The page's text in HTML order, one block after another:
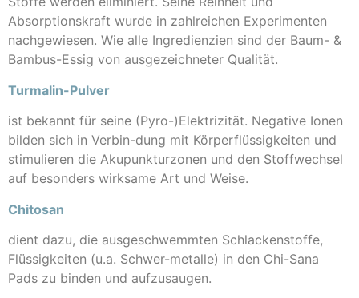
Absorptionskraft wurde in zahlreichen Experimenten
nachgewiesen. Wie alle Ingredienzien sind der Baum- &
Bambus-Essig von ausgezeichneter Qualität.
Turmalin-Pulver
ist bekannt für seine (Pyro-)Elektrizität. Negative Ionen
bilden sich in Verbin-dung mit Körperflüssigkeiten und
stimulieren die Akupunkturzonen und den Stoffwechsel
auf besonders wirksame Art und Weise.
Chitosan
dient dazu, die ausgeschwemmten Schlackenstoffe,
Flüssigkeiten (u.a. Schwer-metalle) in den Chi-Sana
Pads zu binden und aufzusaugen.